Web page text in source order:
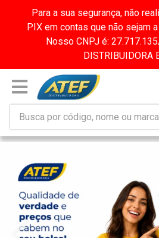
Para a sua segurança, não
PIX em contas que não sejam
Nosso CNPJ é:
DISTRIBUIDORA